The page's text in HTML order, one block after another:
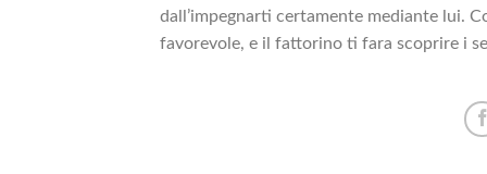
dall’impegnarti certamente mediante lui.
favorevole, e il fattorino ti fara scoprire i